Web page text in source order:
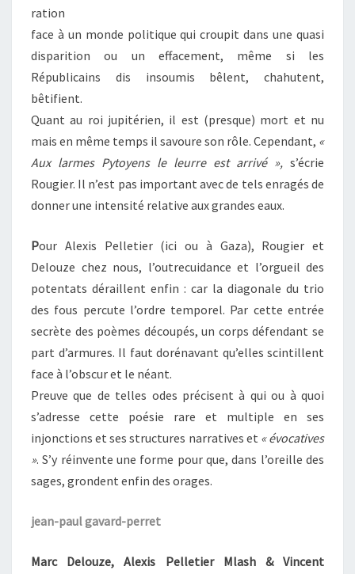
ration
face à un monde politique qui croupit dans une quasi
disparition ou un effacement, même si les
Républicains dis insoumis bêlent, chahutent,
bêtifient.
Quant au roi jupitérien, il est (presque) mort et nu
mais en même temps il savoure son rôle. Cependant, «
Aux larmes Pytoyensle leurre est arrivé », s’écrie
Rougier. Il n’est pas important avec de tels enragés de
donner une intensité relative aux grandes eaux.
Pour Alexis Pelletier (ici ou à Gaza), Rougier et
Delouze chez nous, l’outrecuidance et l’orgueil des
potentats déraillent enfin : car la diagonale du trio
des fous percute l’ordre temporel. Par cette entrée
secrète des poèmes découpés, un corps défendant se
part d’armures. Il faut dorénavant qu’elles scintillent
face à l’obscur et le néant.
Preuve que de telles odes précisent à qui ou à quoi
s’adresse cette poésie rare et multiple en ses
injonctions et ses structures narratives et « évocatives
». S’y réinvente une forme pour que, dans l’oreille des
sages, grondent enfin des orages.
jean-paul gavard-perret
Marc Delouze, Alexis Pelletier Mlash & Vincent